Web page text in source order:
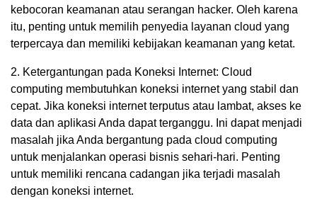
kebocoran keamanan atau serangan hacker. Oleh karena
itu, penting untuk memilih penyedia layanan cloud yang
terpercaya dan memiliki kebijakan keamanan yang ketat.
2. Ketergantungan pada Koneksi Internet: Cloud
computing membutuhkan koneksi internet yang stabil dan
cepat. Jika koneksi internet terputus atau lambat, akses ke
data dan aplikasi Anda dapat terganggu. Ini dapat menjadi
masalah jika Anda bergantung pada cloud computing
untuk menjalankan operasi bisnis sehari-hari. Penting
untuk memiliki rencana cadangan jika terjadi masalah
dengan koneksi internet.